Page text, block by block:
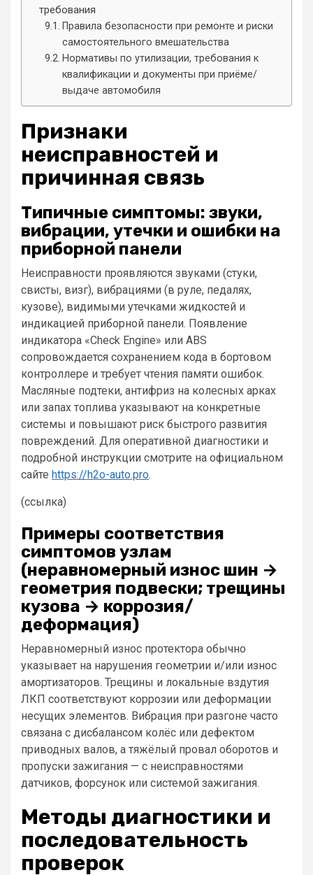
требования
Правила безопасности при ремонте и риски
самостоятельного вмешательства
Нормативы по утилизации, требования к
квалификации и документы при приёме/
выдаче автомобиля
Признаки
неисправностей и
причинная связь
Типичные симптомы: звуки,
вибрации, утечки и ошибки на
приборной панели
Неисправности проявляются звуками (стуки,
свисты, визг), вибрациями (в руле, педалях,
кузове), видимыми утечками жидкостей и
индикацией приборной панели. Появление
индикатора «Check Engine» или ABS
сопровождается сохранением кода в бортовом
контроллере и требует чтения памяти ошибок.
Масляные подтеки, антифриз на колесных арках
или запах топлива указывают на конкретные
системы и повышают риск быстрого развития
повреждений. Для оперативной диагностики и
подробной инструкции смотрите на официальном
сайте https://h2o-auto.pro.
(ссылка)
Примеры соответствия
симптомов узлам
(неравномерный износ шин →
геометрия подвески; трещины
кузова → коррозия/
деформация)
Неравномерный износ протектора обычно
указывает на нарушения геометрии и/или износ
амортизаторов. Трещины и локальные вздутия
ЛКП соответствуют коррозии или деформации
несущих элементов. Вибрация при разгоне часто
связана с дисбалансом колёс или дефектом
приводных валов, а тяжёлый провал оборотов и
пропуски зажигания — с неисправностями
датчиков, форсунок или системой зажигания.
Методы диагностики и
последовательность
проверок